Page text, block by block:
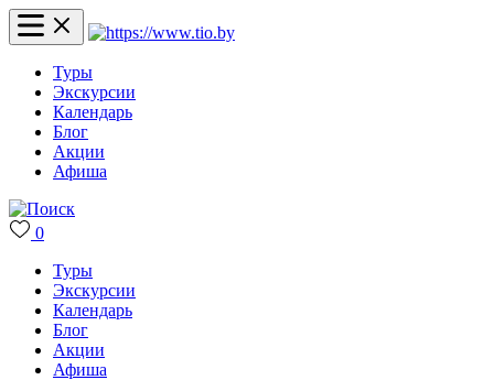
Туры
Экскурсии
Календарь
Блог
Акции
Афиша
0
Туры
Экскурсии
Календарь
Блог
Акции
Афиша